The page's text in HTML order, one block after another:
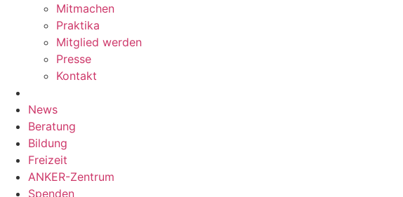
Mitmachen
Praktika
Mitglied werden
Presse
Kontakt
News
Beratung
Bildung
Freizeit
ANKER-Zentrum
Spenden